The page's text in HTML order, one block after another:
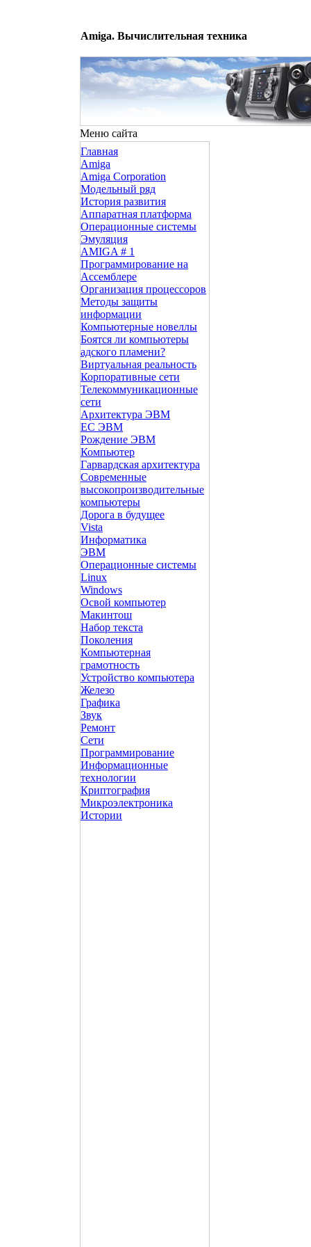
Amiga. Вычислительная техника
Меню сайта
Главная
Amiga
Amiga Corporation
Модельный ряд
История развития
Аппаратная платформа
Операционные системы
Эмуляция
AMIGA # 1
Программирование на
Ассемблере
Организация процессоров
Методы защиты
информации
Компьютерные новеллы
Боятся ли компьютеры
адского пламени?
Виртуальная реальность
Корпоративные сети
Телекоммуникационные
сети
Архитектура ЭВМ
ЕС ЭВМ
Рождение ЭВМ
Компьютер
Гарвардская архитектура
Современные
высокопроизводительные
компьютеры
Дорога в будущее
Vista
Инфоpматика
ЭВМ
Операционные системы
Linux
Windows
Освой компьютер
Макинтош
Набор текста
Поколения
Компьютерная
грамотность
Устройство компьютера
Железо
Графика
Звук
Ремонт
Сети
Программирование
Информационные
технологии
Криптография
Микроэлектроника
Истории